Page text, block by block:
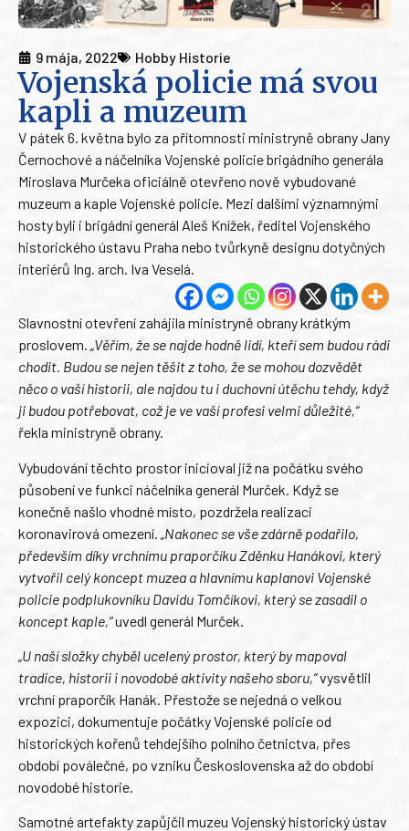
9 mája, 2022 Hobby Historie
Vojenská policie má svou
kapli a muzeum
V pátek 6. května bylo za přítomnosti ministryně obrany Jany
Černochové a náčelníka Vojenské policie brigádního generála
Miroslava Murčeka oficiálně otevřeno nově vybudované
muzeum a kaple Vojenské policie. Mezi dalšími významnými
hosty byli i brigádní generál Aleš Knížek, ředitel Vojenského
historického ústavu Praha nebo tvůrkyně designu dotyčných
interiérů Ing. arch. Iva Veselá.
Slavnostní otevření zahájila ministryně obrany krátkým
proslovem. „Věřím, že se najde hodně lidí, kteří sem budou rádi
chodit. Budou se nejen těšit z toho, že se mohou dozvědět
něco o vaší historii, ale najdou tu i duchovní útěchu tehdy, když
ji budou potřebovat, což je ve vaší profesi velmi důležité,“
řekla ministryně obrany.
Vybudování těchto prostor inicioval již na počátku svého
působení ve funkci náčelníka generál Murček. Když se
konečně našlo vhodné místo, pozdržela realizaci
koronavirová omezení.
„Nakonec se vše zdárně podařilo,
především díky vrchnímu praporčíku Zděnku Hanákovi, který
vytvořil celý koncept muzea a hlavnímu kaplanovi Vojenské
policie podplukovníku Davidu Tomčíkovi, který se zasadil o
koncept kaple,“uvedl generál Murček.
„U naší složky chyběl ucelený prostor, který by mapoval
tradice, historii i novodobé aktivity našeho sboru,“vysvětlil
vrchní praporčík Hanák. Přestože se nejedná o velkou
expozici, dokumentuje počátky Vojenské policie od
historických kořenů tehdejšího polního četnictva, přes
období poválečné, po vzniku Československa až do období
novodobé historie.
Samotné artefakty zapůjčil muzeu Vojenský historický ústav